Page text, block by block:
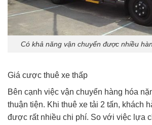
Có khả năng vận chuyển được nhiều
Giá cược thuê xe thấp
Bên cạnh việc vận chuyển hàng hóa
thuận tiện. Khi thuê xe tải 2 tấn, khách
được rất nhiều chi phí. So với việc lựa